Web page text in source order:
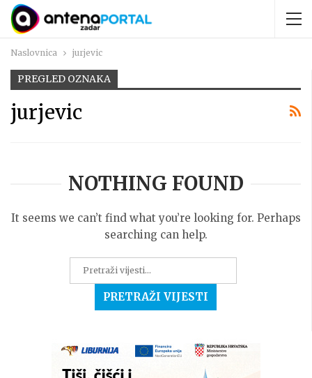
Naslovnica jurjevic
PREGLED OZNAKA
jurjevic
NOTHING FOUND
It seems we can’t find what you’re looking for. Perhaps
searching can help.